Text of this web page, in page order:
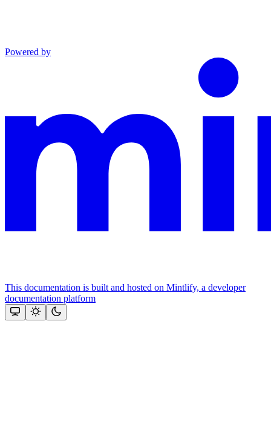
Powered by
This documentation is built and hosted on Mintlify, a developer
documentation platform